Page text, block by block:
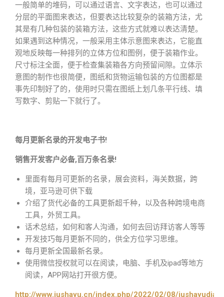
一般简单的堆码，可以通过语言、文字表达，也可以通过
分层的平面图来表达，但要表达比较复杂的装箱方法，尤
其是有几种包装的装箱方法，这些方式就难以表达清楚。
如果遇到这种情况，一般采用主体示意图来表达，它能直
观地反映每一种排列的立体方位和图例，便于装箱作业。
尺寸标注全面，便于检查集装箱各方向预留间隙。立体示
意图的制作也很简便，图纸和货物运输包装的方位图都是
事先印制好了的，使用时只需在图纸上划几条平行线、填
写数字、剪贴一下就行了。
每月更新名录的开发电子书!
销售开发客户必备,百万条名录!
里面有每月可更新的名录，展会资料，海关数据，跨
境，亚马逊可供下载
介绍了货代必备的工具更新超千种，以及各种跨境电商
工具，外贸工具。
话术总结，如何和客人沟通，如何去回访拜访客人等等
开发技巧每月更新不同的，供全方位学习思维。
每月更新全国最新名录。
使用微信授权就可以在阅读，电脑、手机及ipad等地方
阅读，APP网站打开很方便。
http://www.jushayu.cn/index.php/2022/02/08/